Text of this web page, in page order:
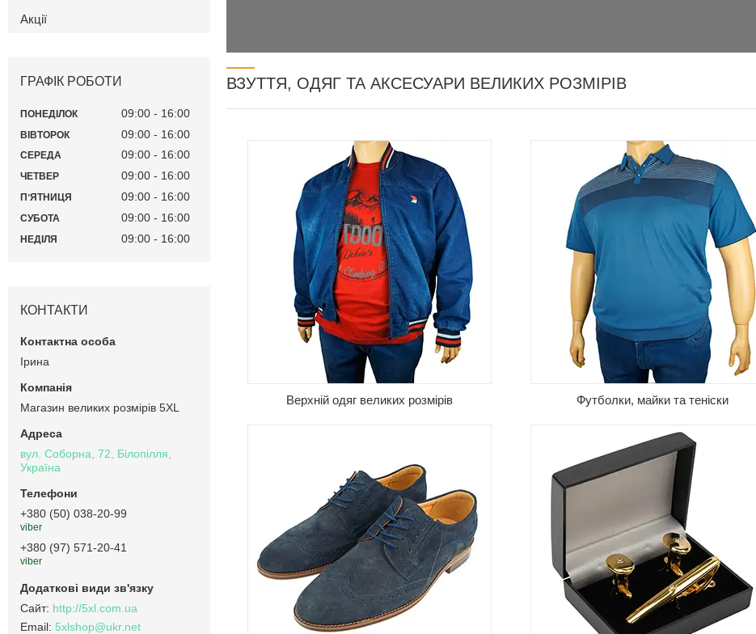
ВЗУТТЯ, ОДЯГ ТА АКСЕСУАРИ ВЕЛИКИХ РОЗМІРІВ
Верхній одяг великих розмірів Футболки, майки та теніски
Зимові та демісезонні черевики, класичні
туфлі та мокасини, повсякденні кросівки,
босоніжки та шльопанці — завжди у
наявності чоловіче взуття великих
розмірів на будь-який смак.
Ремені та підтяжки, портфелі та сумки,
портмоне та обкладинки для документів,
запонки та шпильки для краваток,
рукавиці та парасольки, набори носових
хусточок — все, що може знадобитися
сучасному чоловікові.
Акції
ГРАФІК РОБОТИ
ПОНЕДІЛОК 09:00 16:00
ВІВТОРОК 09:00 16:00
СЕРЕДА 09:00 16:00
ЧЕТВЕР 09:00 16:00
ПʼЯТНИЦЯ 09:00 16:00
СУБОТА 09:00 16:00
НЕДІЛЯ 09:00 16:00
КОНТАКТИ
Ірина
Магазин великих розмірів 5XL
вул. Соборна, 72, Білопілля,
Україна
+380 (50) 038-20-99
viber
+380 (97) 571-20-41
viber
http://5xl.com.ua
5xlshop@ukr.net